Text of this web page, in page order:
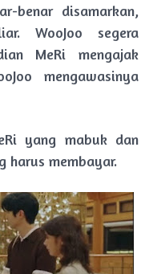
benar disamarkan,
WooJoo segera
MeRi mengajak
mengawasinya
yang mabuk dan
harus membayar.